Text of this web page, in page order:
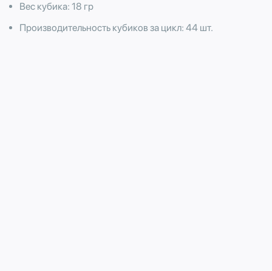
Вес кубика: 18 гр
Производительность кубиков за цикл: 44 шт.